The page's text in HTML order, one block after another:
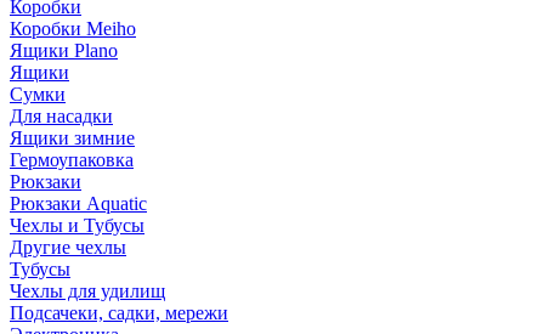
Коробки
Коробки Meiho
Ящики Plano
Ящики
Сумки
Для насадки
Ящики зимние
Гермоупаковка
Рюкзаки
Рюкзаки Aquatic
Чехлы и Тубусы
Другие чехлы
Тубусы
Чехлы для удилищ
Подсачеки, садки, мережи